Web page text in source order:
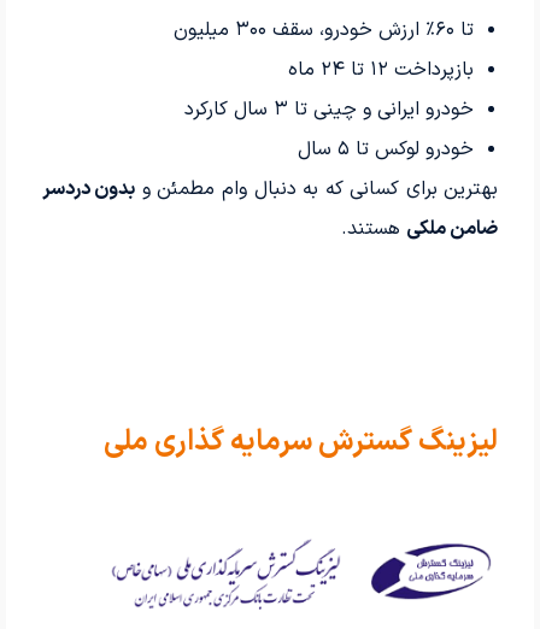
تا ۶۰٪ ارزش خودرو، سقف ۳۰۰ میلیون
بازپرداخت ۱۲ تا ۲۴ ماه
خودرو ایرانی و چینی تا ۳ سال کارکرد
خودرو لوکس تا ۵ سال
بهترین برای کسانی که به دنبال وام مطمئن و بدون دردسر
ضامن ملکی هستند.
لیزینگ گسترش سرمایه گذاری ملی